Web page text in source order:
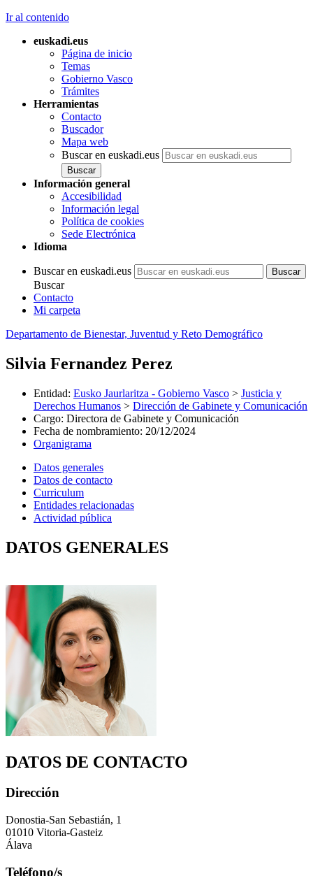
Ir al contenido
euskadi.eus
Página de inicio
Temas
Gobierno Vasco
Trámites
Herramientas
Contacto
Buscador
Mapa web
Buscar en euskadi.eus
Información general
Accesibilidad
Información legal
Política de cookies
Sede Electrónica
Idioma
Buscar en euskadi.eus
Buscar
Contacto
Mi carpeta
Departamento de Bienestar, Juventud y Reto Demográfico
Silvia Fernandez Perez
Entidad: Eusko Jaurlaritza - Gobierno Vasco > Justicia y
Derechos Humanos > Dirección de Gabinete y Comunicación
Cargo: Directora de Gabinete y Comunicación
Fecha de nombramiento: 20/12/2024
Organigrama
Datos generales
Datos de contacto
Curriculum
Entidades relacionadas
Actividad pública
DATOS GENERALES
DATOS DE CONTACTO
Dirección
Donostia-San Sebastián, 1
01010 Vitoria-Gasteiz
Álava
Teléfono/s